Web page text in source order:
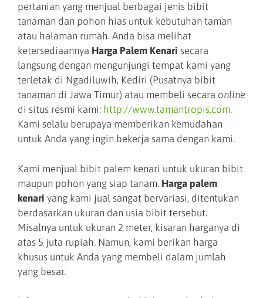
pertanian yang menjual berbagai jenis bibit
tanaman dan pohon hias untuk kebutuhan taman
atau halaman rumah. Anda bisa melihat
ketersediaannya Harga Palem Kenari secara
langsung dengan mengunjungi tempat kami yang
terletak di Ngadiluwih, Kediri (Pusatnya bibit
tanaman di Jawa Timur) atau membeli secara online
di situs resmi kami: http://www.tamantropis.com.
Kami selalu berupaya memberikan kemudahan
untuk Anda yang ingin bekerja sama dengan kami.
Kami menjual bibit palem kenari untuk ukuran bibit
maupun pohon yang siap tanam. Harga palem
kenari yang kami jual sangat bervariasi, ditentukan
berdasarkan ukuran dan usia bibit tersebut.
Misalnya untuk ukuran 2 meter, kisaran harganya di
atas 5 juta rupiah. Namun, kami berikan harga
khusus untuk Anda yang membeli dalam jumlah
yang besar.